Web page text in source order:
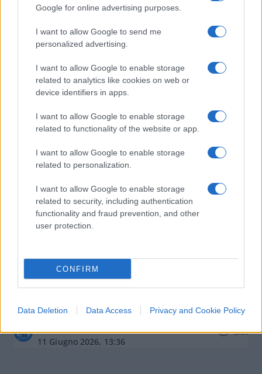
Google for online advertising purposes.
I want to allow Google to send me
personalized advertising.
I want to allow Google to enable storage
related to analytics like cookies on web or
device identifiers in apps.
I want to allow Google to enable storage
related to functionality of the website or app.
I want to allow Google to enable storage
related to personalization.
I want to allow Google to enable storage
related to security, including authentication
functionality and fraud prevention, and other
user protection.
CONFIRM
Data Deletion Data Access Privacy and Cookie Policy
Gli odiatori di Trump già
festeggiano, ma la realtà dice altro
diAndrea B. Nardi
16 Giugno 2026, 5:58
Belfast: guerra civile nel nostro
diAtlantico Quotidiano
11 Giugno 2026, 13:36
3.6k